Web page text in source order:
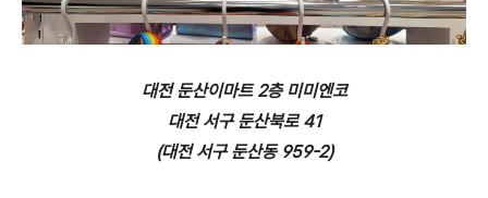
대전 둔산이마트 2층 미미엔코
대전 서구 둔산북로 41
(대전 서구 둔산동 959-2)